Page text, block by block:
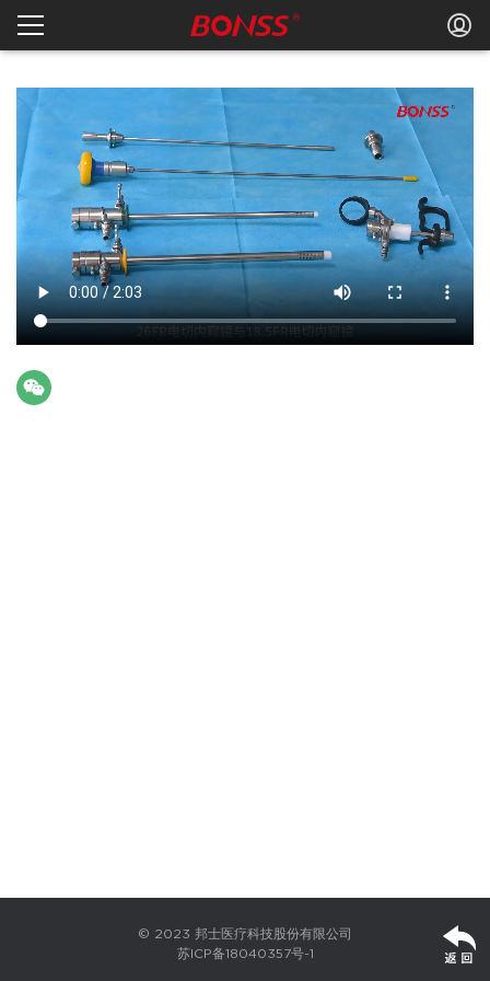
© 2023 邦士医疗科技股份有限公司
苏ICP备18040357号-1